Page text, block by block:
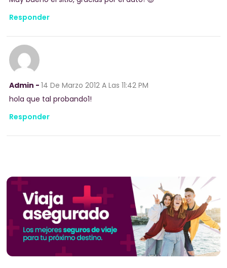
Responder
Admin - 14 De Marzo 2012 A Las 11:42 PM
hola que tal probando1!
Responder